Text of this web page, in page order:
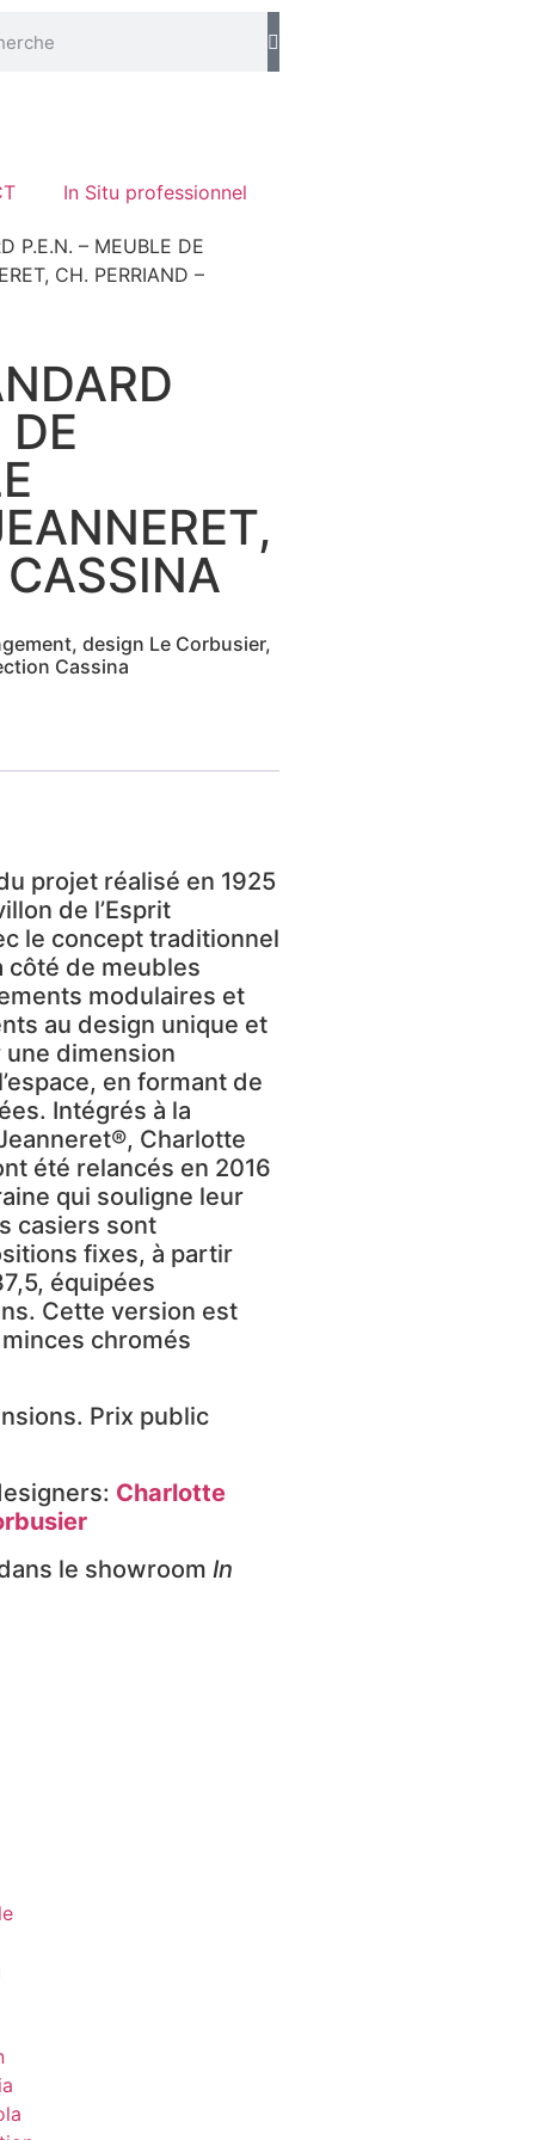
In Situ professionnel
P.E.N. – MEUBLE DE
CH. PERRIAND –
design Le Corbusier,
Cassina
projet réalisé en 1925
de l’Esprit
le concept traditionnel
côté de meubles
modulaires et
au design unique et
une dimension
en formant de
Intégrés à la
Charlotte
été relancés en 2016
qui souligne leur
casiers sont
fixes, à partir
équipées
Cette version est
chromés
Prix public
Charlotte
le showroom In